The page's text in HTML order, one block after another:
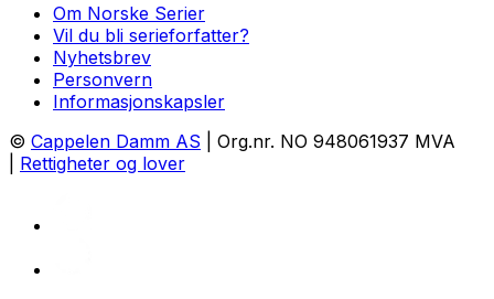
Om Norske Serier
Vil du bli serieforfatter?
Nyhetsbrev
Personvern
Informasjonskapsler
© Cappelen Damm AS | Org.nr. NO 948061937 MVA
Rettigheter og lover